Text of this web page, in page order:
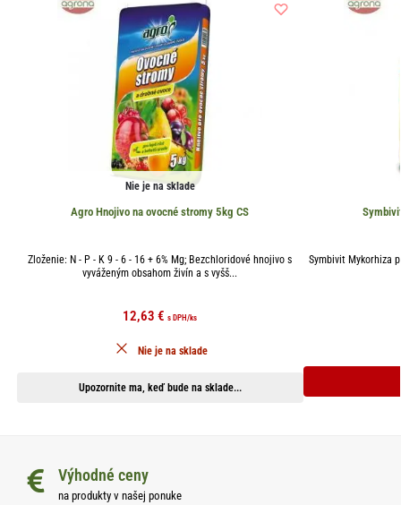
Nie je na sklade
Agro Hnojivo na ovocné stromy 5kg CS
Zloženie: N - P - K 9 - 6 - 16 + 6% Mg; Bezchloridové hnojivo s
vyváženým obsahom živín a s vyšš...
12,63€ s DPH/ks
Upozornite ma, keď bude na sklade...
Nie je na sklade
Symbivit Mykorhiza
Výhodné ceny
na produkty v našej ponuke